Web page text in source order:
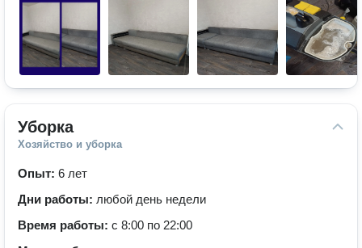
Уборка
Хозяйство и уборка
Опыт: 6 лет
Дни работы: любой день недели
Время работы: с 8:00 по 22:00